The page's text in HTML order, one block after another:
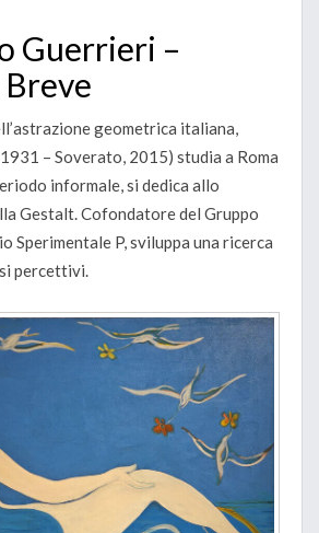
Guerrieri –
geometrica italiana,
– Soverato, 2015) studia a Roma
informale, si dedica allo
Gestalt. Cofondatore del Gruppo
Sperimentale P, sviluppa una ricerca
percettivi.